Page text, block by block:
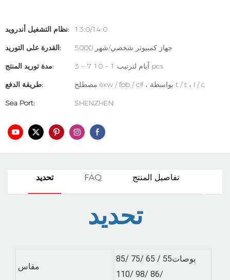
نظام التشغيل أندرويد:
13.0/14.0
القدرة على التوريد:
5000 جهاز كمبيوتر شخصي/شهر
مدة توريد المنتج:
3 ~ 7 أيام لترتيب 1 ~ 10 pcs
طريقة الدفع:
مصطلح exw / fob / cif ، بواسطة t / t ، l / c
Sea Port:
SHENZHEN
تحديد FAQ تفاصيل المنتج
تحديد
مقاس
بوصات55 / 65 /75 /85
/86 /98 /110